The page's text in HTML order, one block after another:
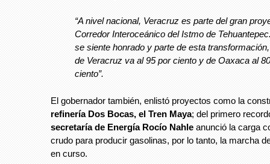
“A nivel nacional, Veracruz es parte del gran
Corredor Interoceánico del Istmo de
se siente honrado y parte de esta
de Veracruz va al 95 por ciento y de Oaxaca al
ciento”.
El gobernador también, enlistó proyectos como la
refinería Dos Bocas, el Tren Maya; del primero
secretaría de Energía Rocío Nahle anunció la carga
crudo para producir gasolinas, por lo tanto, la marcha
en curso.